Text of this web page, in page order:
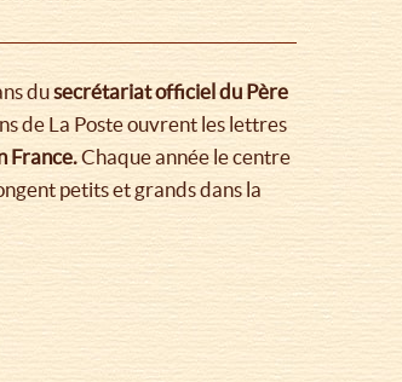
dusecrétariat officiel du Père
de La Poste ouvrent les lettres
France.Chaque année le centre
petits et grands dans la